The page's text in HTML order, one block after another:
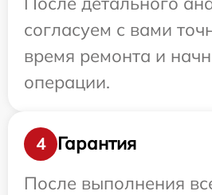
согласуем с вами
время ремонта и
операции.
4
Гарантия
После выполнения